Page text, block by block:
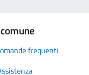
frequenti